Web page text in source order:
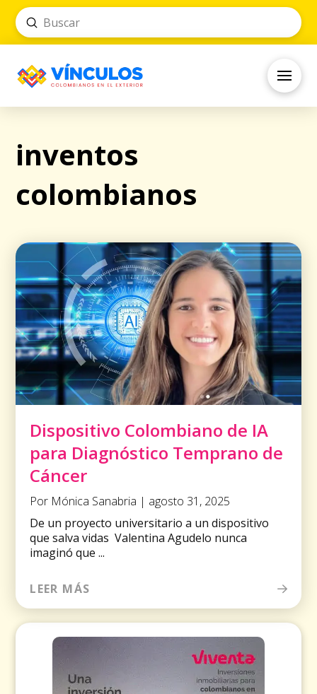
Search
Submit
inventos
colombianos
Dispositivo Colombiano de IA
para Diagnóstico Temprano de
Cáncer
Por Mónica Sanabria | agosto 31, 2025
De un proyecto universitario a un dispositivo
que salva vidas Valentina Agudelo nunca
imaginó que ...
LEER MÁS